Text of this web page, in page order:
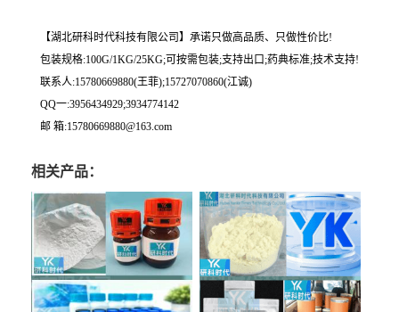
【湖北研科时代科技有限公司】承诺只做高品质、只做性价比!
包装规格:100G/1KG/25KG;可按需包装;支持出口;药典标准;技术支持!
联系人:15780669880(王菲);15727070860(江诚)
QQ一:3956434929;3934774142
邮 箱:15780669880@163.com
相关产品：